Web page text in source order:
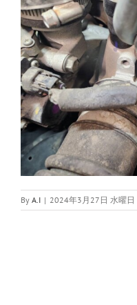
By A.I | 2024年3月27日 水曜日